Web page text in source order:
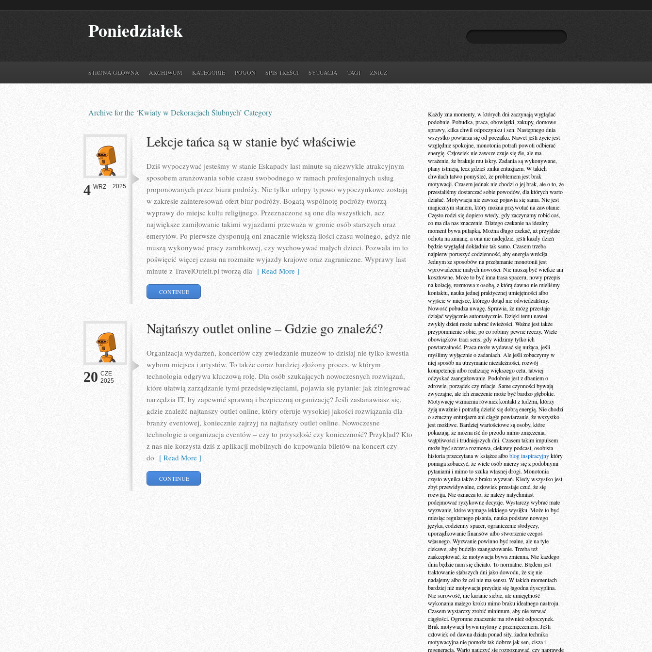
Poniedziałek
STRONA GŁÓWNA ARCHIWUM KATEGORIE POGOŃ SPIS TREŚCI SYTUACJA TAGI ZNICZ
Archive for the ‘Kwiaty w Dekoracjach Ślubnych’ Category
4 WRZ 2025
Lekcje tańca są w stanie być właściwie
Dziś wypoczywać jesteśmy w stanie Eskapady last minute są niezwykle atrakcyjnym
sposobem aranżowania sobie czasu swobodnego w ramach profesjonalnych usług
proponowanych przez biura podróży. Nie tylko urlopy typowo wypoczynkowe zostają
w zakresie zainteresowań ofert biur podróży. Bogatą wspólnotę podróży tworzą
wyprawy do miejsc kultu religijnego. Przeznaczone są one dla wszystkich, acz
największe zamiłowanie takimi wyjazdami przeważa w gronie osób starszych oraz
emerytów. Po pierwsze dysponują oni znacznie większą ilości czasu wolnego, gdyż nie
muszą wykonywać pracy zarobkowej, czy wychowywać małych dzieci. Pozwala im to
poświęcić więcej czasu na rozmaite wyjazdy krajowe oraz zagraniczne. Wyprawy last
minute z TravelOutelt.pl tworzą dla [ Read More ]
CONTINUE
20 CZE
2025
Najtańszy outlet online – Gdzie go znaleźć?
Organizacja wydarzeń, koncertów czy zwiedzanie muzeów to dzisiaj nie tylko kwestia
wyboru miejsca i artystów. To także coraz bardziej złożony proces, w którym
technologia odgrywa kluczową rolę. Dla osób szukających nowoczesnych rozwiązań,
które ułatwią zarządzanie tymi przedsięwzięciami, pojawia się pytanie: jak zintegrować
narzędzia IT, by zapewnić sprawną i bezpieczną organizację? Jeśli zastanawiasz się,
gdzie znaleźć najtanszy outlet online, który oferuje wysokiej jakości rozwiązania dla
branży eventowej, koniecznie zajrzyj na najtańszy outlet online. Nowoczesne
technologie a organizacja eventów – czy to przyszłość czy konieczność? Przykład? Kto
z nas nie korzysta dziś z aplikacji mobilnych do kupowania biletów na koncert czy
do [ Read More ]
CONTINUE
Każdy zna momenty, w których dni zaczynają wyglądać
podobnie. Pobudka, praca, obowiązki, zakupy, domowe
sprawy, kilka chwil odpoczynku i sen. Następnego dnia
wszystko powtarza się od początku. Nawet jeśli życie jest
względnie spokojne, monotonia potrafi powoli odbierać
energię. Człowiek nie zawsze czuje się źle, ale ma
wrażenie, że brakuje mu iskry. Zadania są wykonywane,
plany istnieją, lecz gdzieś znika entuzjazm. W takich
chwilach łatwo pomyśleć, że problemem jest brak
motywacji. Czasem jednak nie chodzi o jej brak, ale o to, że
przestaliśmy dostarczać sobie powodów, dla których warto
działać. Motywacja nie zawsze pojawia się sama. Nie jest
magicznym stanem, który można przywołać na zawołanie.
Często rodzi się dopiero wtedy, gdy zaczynamy robić coś,
co ma dla nas znaczenie. Dlatego czekanie na idealny
moment bywa pułapką. Można długo czekać, aż przyjdzie
ochota na zmianę, a ona nie nadejdzie, jeśli każdy dzień
będzie wyglądał dokładnie tak samo. Czasem trzeba
najpierw poruszyć codzienność, aby energia wróciła.
Jednym ze sposobów na przełamanie monotonii jest
wprowadzenie małych nowości. Nie muszą być wielkie ani
kosztowne. Może to być inna trasa spaceru, nowy przepis
na kolację, rozmowa z osobą, z którą dawno nie mieliśmy
kontaktu, nauka jednej praktycznej umiejętności albo
wyjście w miejsce, którego dotąd nie odwiedzaliśmy.
Nowość pobudza uwagę. Sprawia, że mózg przestaje
działać wyłącznie automatycznie. Dzięki temu nawet
zwykły dzień może nabrać świeżości. Ważne jest także
przypomnienie sobie, po co robimy pewne rzeczy. Wiele
obowiązków traci sens, gdy widzimy tylko ich
powtarzalność. Praca może wydawać się nużąca, jeśli
myślimy wyłącznie o zadaniach. Ale jeśli zobaczymy w
niej sposób na utrzymanie niezależności, rozwój
kompetencji albo realizację większego celu, łatwiej
odzyskać zaangażowanie. Podobnie jest z dbaniem o
zdrowie, porządek czy relacje. Same czynności bywają
zwyczajne, ale ich znaczenie może być bardzo głębokie.
Motywację wzmacnia również kontakt z ludźmi, którzy
żyją uważnie i potrafią dzielić się dobrą energią. Nie chodzi
o sztuczny entuzjazm ani ciągłe powtarzanie, że wszystko
jest możliwe. Bardziej wartościowe są osoby, które
pokazują, że można iść do przodu mimo zmęczenia,
wątpliwości i trudniejszych dni. Czasem takim impulsem
może być szczera rozmowa, ciekawy podcast, osobista
historia przeczytana w książce alboblog inspiracyjnyktóry
pomaga zobaczyć, że wiele osób mierzy się z podobnymi
pytaniami i mimo to szuka własnej drogi. Monotonia
często wynika także z braku wyzwań. Kiedy wszystko jest
zbyt przewidywalne, człowiek przestaje czuć, że się
rozwija. Nie oznacza to, że należy natychmiast
podejmować ryzykowne decyzje. Wystarczy wybrać małe
wyzwanie, które wymaga lekkiego wysiłku. Może to być
miesiąc regularnego pisania, nauka podstaw nowego
języka, codzienny spacer, ograniczenie słodyczy,
uporządkowanie finansów albo stworzenie czegoś
własnego. Wyzwanie powinno być realne, ale na tyle
ciekawe, aby budziło zaangażowanie. Trzeba też
zaakceptować, że motywacja bywa zmienna. Nie każdego
dnia będzie nam się chciało. To normalne. Błędem jest
traktowanie słabszych dni jako dowodu, że się nie
nadajemy albo że cel nie ma sensu. W takich momentach
bardziej niż motywacja przydaje się łagodna dyscyplina.
Nie surowość, nie karanie siebie, ale umiejętność
wykonania małego kroku mimo braku idealnego nastroju.
Czasem wystarczy zrobić minimum, aby nie zerwać
ciągłości. Ogromne znaczenie ma również odpoczynek.
Brak motywacji bywa mylony z przemęczeniem. Jeśli
człowiek od dawna działa ponad siły, żadna technika
motywacyjna nie pomoże tak dobrze jak sen, cisza i
regeneracja. Warto nauczyć się rozpoznawać, czy naprawdę